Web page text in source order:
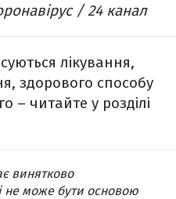
/ 24 канал
лікування,
здорового способу
– читайте у розділі
винятково
не може бути основою